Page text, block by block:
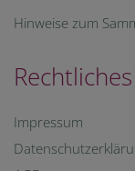
Hinweise zum
Rechtliches
Impressum